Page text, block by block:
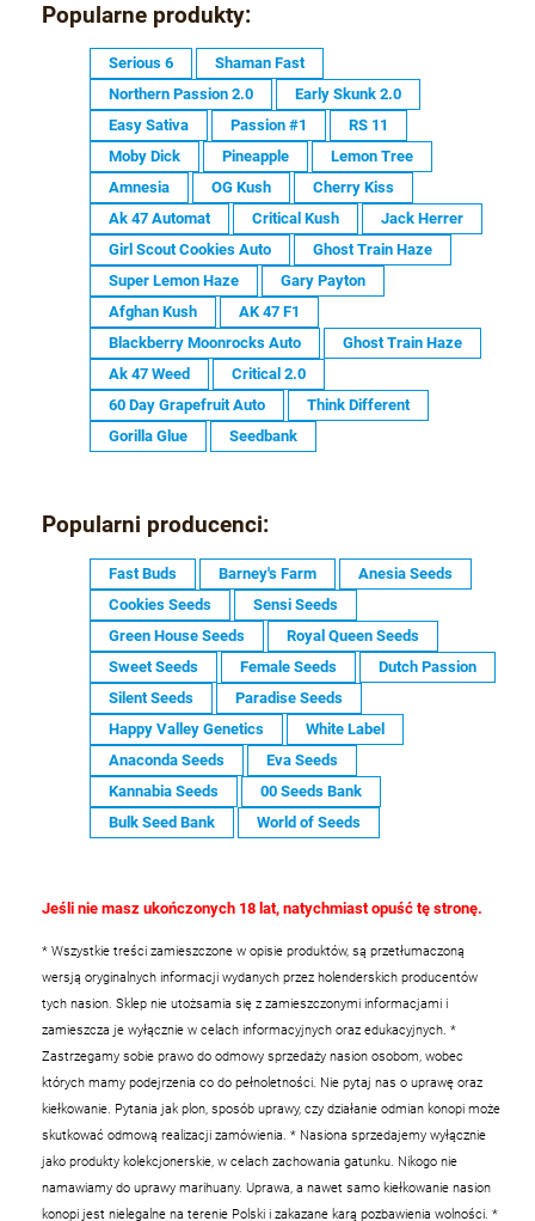
Popularne produkty:
Serious 6
Shaman Fast
Northern Passion 2.0
Early Skunk 2.0
Easy Sativa
Passion #1
RS 11
Moby Dick
Pineapple
Lemon Tree
Amnesia
OG Kush
Cherry Kiss
Ak 47 Automat
Critical Kush
Jack Herrer
Girl Scout Cookies Auto
Ghost Train Haze
Super Lemon Haze
Gary Payton
Afghan Kush
AK 47 F1
Blackberry Moonrocks Auto
Ghost Train Haze
Ak 47 Weed
Critical 2.0
60 Day Grapefruit Auto
Think Different
Gorilla Glue
Seedbank
Popularni producenci:
Fast Buds Barney's Farm
Anesia Seeds
Cookies Seeds
Sensi Seeds
Green House Seeds
Royal Queen Seeds
Sweet Seeds
Female Seeds
Dutch Passion
Silent Seeds
Paradise Seeds
Happy Valley Genetics
White Label
Anaconda Seeds
Eva Seeds
Kannabia Seeds
00 Seeds Bank
Bulk Seed Bank
World of Seeds
Jeśli nie masz ukończonych 18 lat, natychmiast opuść tę stronę.
* Wszystkie treści zamieszczone w opisie produktów, są przetłumaczoną
wersją oryginalnych informacji wydanych przez holenderskich producentów
tych nasion. Sklep nie utożsamia się z zamieszczonymi informacjami i
zamieszcza je wyłącznie w celach informacyjnych oraz edukacyjnych. *
Zastrzegamy sobie prawo do odmowy sprzedaży nasion osobom, wobec
których mamy podejrzenia co do pełnoletności. Nie pytaj nas o uprawę oraz
kiełkowanie. Pytania jak plon, sposób uprawy, czy działanie odmian konopi może
skutkować odmową realizacji zamówienia. * Nasiona sprzedajemy wyłącznie
jako produkty kolekcjonerskie, w celach zachowania gatunku. Nikogo nie
namawiamy do uprawy marihuany. Uprawa, a nawet samo kiełkowanie nasion
konopi jest nielegalne na terenie Polski i zakazane karą pozbawienia wolności. *